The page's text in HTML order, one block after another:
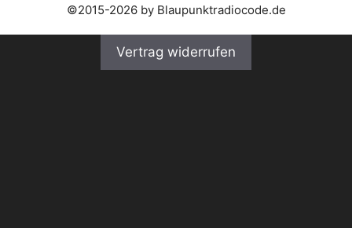
©2015-2026 by Blaupunktradiocode.de
Vertrag widerrufen